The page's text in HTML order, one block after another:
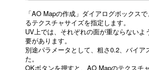
「AO Mapの作成」ダイアログボックス
るテクスチャサイズを指定します。
UV上では、それぞれの面が重ならないよ
要があります。
別途パラメータとして、粗さ0.2、バイア
た。
OKボタンを押すと、AO Mapのテクスチ